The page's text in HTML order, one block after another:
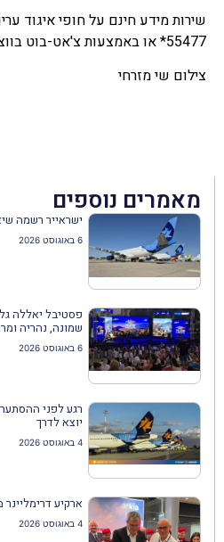
שירות מידע חינם על חופי איגוד
55477* או באמצעות צ'אט-בוט בווצאפ 050-900-7283.
צילום שי מזרחי
מאמרים נוספים
ישראייר רשמה שיא של 90
6 באוגוסט 2026
פסטיבל יאללה
שמונה, נהריה
6 באוגוסט 2026
רגע לפני
יוצא לדרך
4 באוגוסט 2026
ארקיע
4 באוגוסט 2026